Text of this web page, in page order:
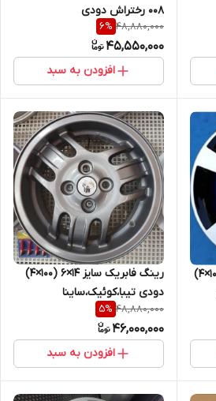
۰۰۸ رختراش دودی
48,880,000
6%
45,550,000
افزودن به سبد
رینگ فابریک سایز۱۴×۶.۵ (۱۰۸×۴)
رینگ فابریک سایز ۱۴×۶ (۱۰۰×۴)
دودی تیبا،کوئیک،ساینا
48,880,000
5%
46,000,000
افزودن به سبد